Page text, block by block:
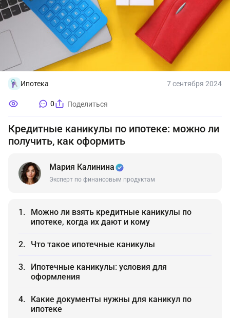
Ипотека 7 сентября 2024
0 Поделиться
Кредитные каникулы по ипотеке: можно ли
получить, как оформить
Мария Калинина
Эксперт по финансовым продуктам
Можно ли взять кредитные каникулы по
ипотеке, когда их дают и кому
Что такое ипотечные каникулы
Ипотечные каникулы: условия для
оформления
Какие документы нужны для каникул по
ипотеке